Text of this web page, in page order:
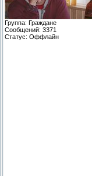
Группа: Граждане
Сообщений: 3371
Статус: Оффлайн